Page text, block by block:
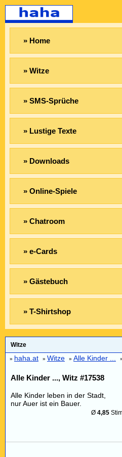
» Home
» Witze
» SMS-Sprüche
» Lustige Texte
» Downloads
» Online-Spiele
» Chatroom
» e-Cards
» Gästebuch
» T-Shirtshop
Witze
» haha.at » Witze » Alle Kinder ... »
Alle Kinder ..., Witz #17538
Alle Kinder leben in der Stadt,
nur Auer ist ein Bauer.
Ø 4,85